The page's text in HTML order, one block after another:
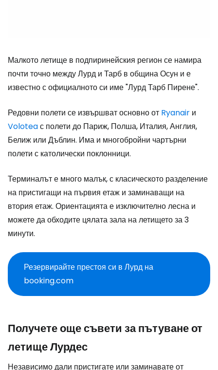
Малкото летище в подпиринейския регион се намира
почти точно между Лурд и Тарб в община Осун и е
известно с официалното си име "Лурд Тарб Пирене".
Редовни полети се извършват основно от Ryanair и
Voloteaс полети до Париж, Полша, Италия, Англия,
Белиж или Дъблин. Има и многобройни чартърни
полети с католически поклонници.
Терминалът е много малък, с класическото разделение
на пристигащи на първия етаж и заминаващи на
втория етаж. Ориентацията е изключително лесна и
можете да обходите цялата зала на летището за 3
минути.
Резервирайте престоя си в Лурд на
booking.com
Получете още съвети за пътуване от
летище Лурдес
Независимо дали пристигате или заминавате от